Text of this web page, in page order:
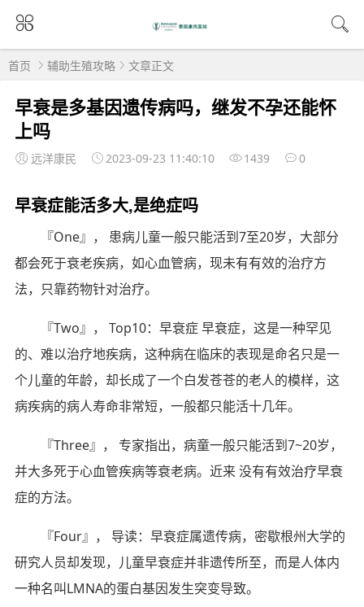
首页 辅助生殖攻略 文章正文
早衰是多基因遗传病吗，继发不孕还能怀
上吗
远洋康民 2023-09-23 11:40:10 1439 0
早衰症能活多大,是绝症吗
『One』， 患病儿童一般只能活到7至20岁，大部分
都会死于衰老疾病，如心血管病，现未有有效的治疗方
法，只靠药物针对治疗。
『Two』， Top10：早衰症 早衰症，这是一种罕见
的、难以治疗地疾病，这种病在临床的表现是命名只是一
个儿童的年龄，却长成了一个白发苍苍的老人的模样，这
病疾病的病人寿命非常短，一般都只能活十几年。
『Three』， 专家指出，病童一般只能活到7~20岁，
并大多死于心血管疾病等衰老病。近来 没有有效治疗早衰
症的方法。
『Four』， 导读：早衰症属遗传病，密歇根州大学的
研究人员却发现，儿童早衰症并非遗传所至，而是人体内
一种名叫LMNA的蛋白基因发生突变导致。